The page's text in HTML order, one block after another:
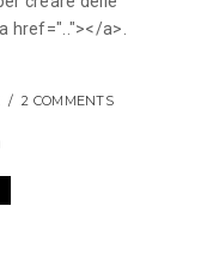
href=".."></a>.
2 COMMENTS